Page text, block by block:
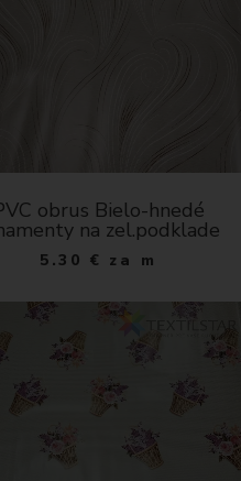
obrus Bielo-hnedé
na zel.podklade
5.30 € za m